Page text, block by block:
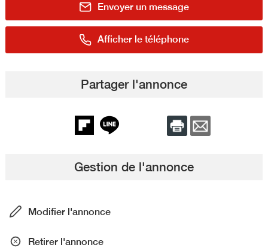
Envoyer un message
Afficher le téléphone
Partager l'annonce
Gestion de l'annonce
Modifier l'annonce
Retirer l'annonce